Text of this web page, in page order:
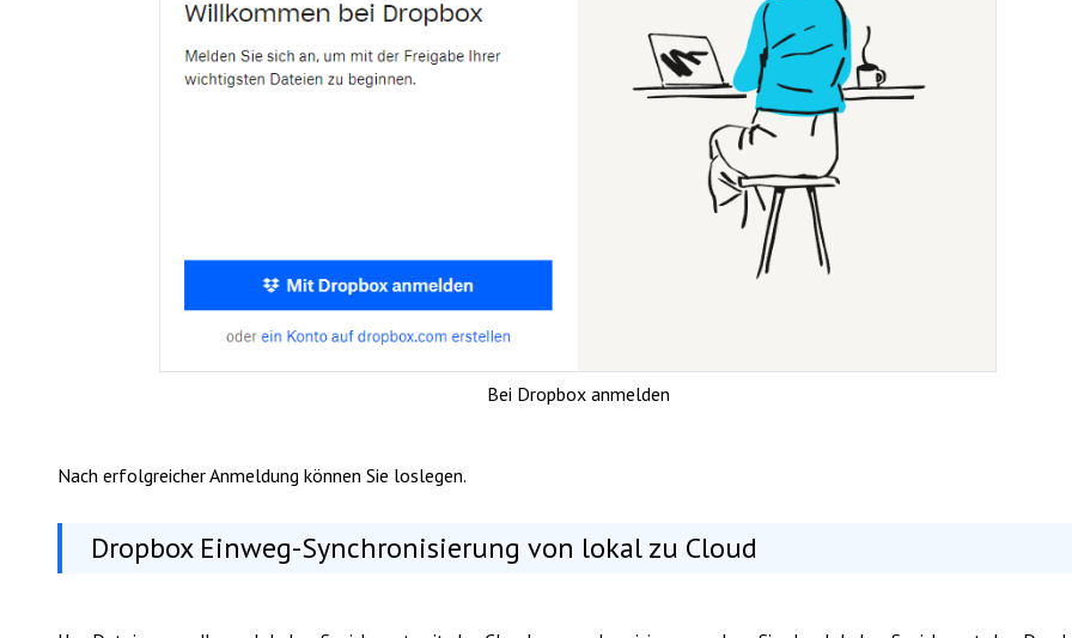
Bei Dropbox anmelden
Nach erfolgreicher Anmeldung können Sie loslegen.
Dropbox Einweg-Synchronisierung von lokal zu Cloud